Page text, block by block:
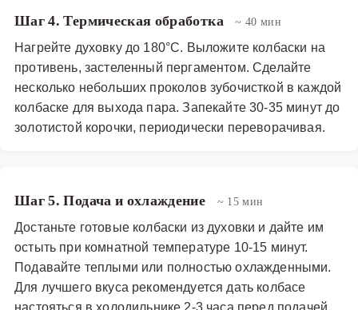
Шаг 4. Термическая обработка ~ 40 мин
Нагрейте духовку до 180°C. Выложите колбаски на
противень, застеленный пергаментом. Сделайте
несколько небольших проколов зубочисткой в каждой
колбаске для выхода пара. Запекайте 30-35 минут до
золотистой корочки, периодически переворачивая.
Шаг 5. Подача и охлаждение ~ 15 мин
Достаньте готовые колбаски из духовки и дайте им
остыть при комнатной температуре 10-15 минут.
Подавайте теплыми или полностью охлажденными.
Для лучшего вкуса рекомендуется дать колбасе
настояться в холодильнике 2-3 часа перед подачей.